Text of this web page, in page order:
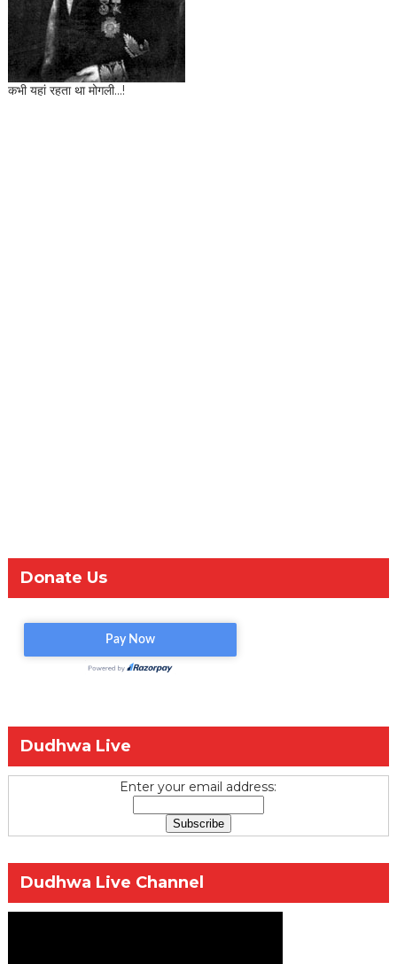
कभी यहां रहता था मोगली...!
Donate Us
Dudhwa Live
Enter your email address:
Dudhwa Live Channel